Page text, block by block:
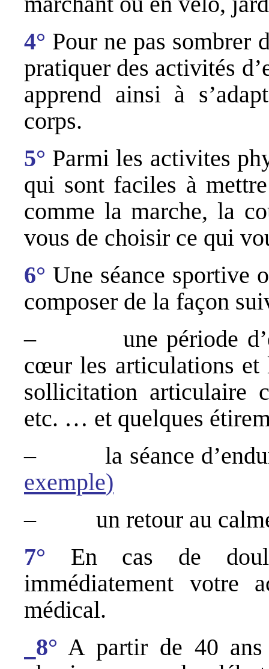
4° Pour ne pas sombrer
pratiquer des activités
apprend ainsi à
corps.
5° Parmi les activites
qui sont faciles à
comme la marche, la
vous de choisir ce qui
6° Une séance sportive
composer de la façon
– une période
cœur les articulations et
sollicitation articulaire
etc. … et quelques
– la séance
exemple)
– un retour au calme
7° En cas de
immédiatement votre
médical.
8° A partir de 40 ans